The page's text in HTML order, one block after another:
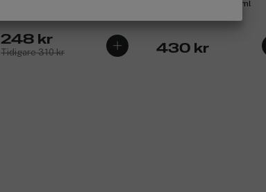
248 kr
Tidigare 310 kr
Grooming Creme 150ml
430 kr